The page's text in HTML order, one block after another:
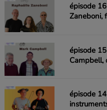
épisode
Zaneboni,
épisode
Campbell,
épisode